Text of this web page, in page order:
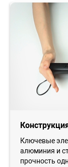
Ключевые
алюминия и
прочность